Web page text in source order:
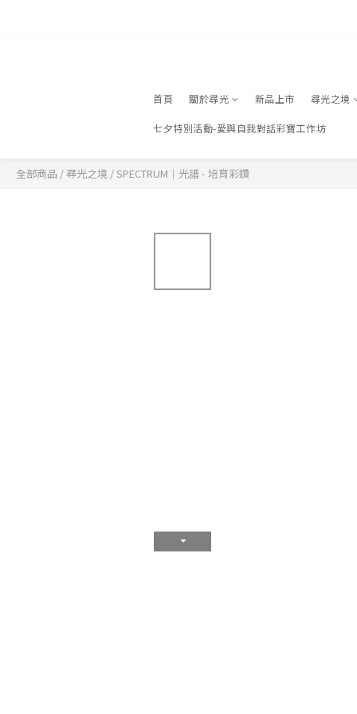
首頁 關於尋光 新品上市 尋光之境
七夕特別活動-愛與自我對話彩寶工作坊
全部商品 /尋光之境 /SPECTRUM｜光譜 - 培育彩鑽